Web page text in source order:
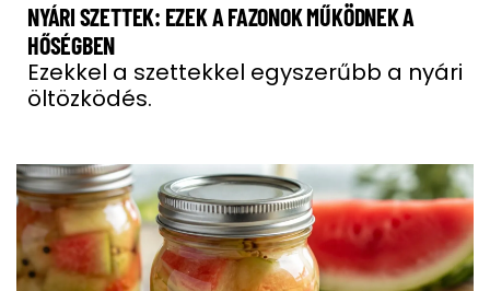
NYÁRI SZETTEK: EZEK A FAZONOK MŰKÖDNEK A
HŐSÉGBEN
Ezekkel a szettekkel egyszerűbb a nyári
öltözködés.